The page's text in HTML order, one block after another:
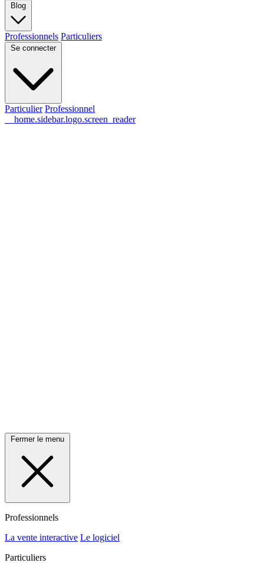
Blog
Professionnels Particuliers
Se connecter
Particulier Professionnel
__home.sidebar.logo.screen_reader
Fermer le menu
Professionnels
La vente interactive Le logiciel
Particuliers